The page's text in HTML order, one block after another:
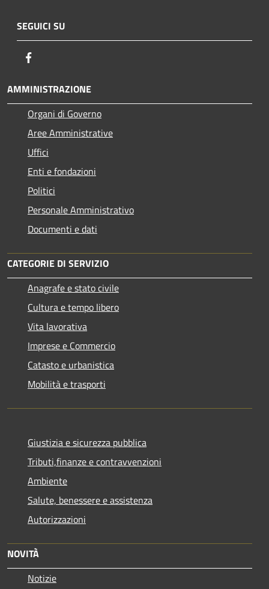
SEGUICI SU
AMMINISTRAZIONE
Organi di Governo
Aree Amministrative
Uffici
Enti e fondazioni
Politici
Personale Amministrativo
Documenti e dati
CATEGORIE DI SERVIZIO
Anagrafe e stato civile
Cultura e tempo libero
Vita lavorativa
Imprese e Commercio
Catasto e urbanistica
Mobilità e trasporti
Giustizia e sicurezza pubblica
Tributi,finanze e contravvenzioni
Ambiente
Salute, benessere e assistenza
Autorizzazioni
NOVITÀ
Notizie